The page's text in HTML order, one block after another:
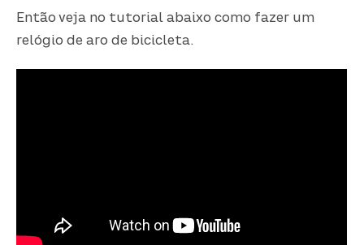
Então veja no tutorial abaixo como fazer um
relógio de aro de bicicleta.